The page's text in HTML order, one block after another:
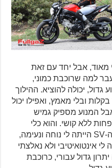
מאוד, אבל יחד עם זאת
למה שרוכבת כמוני,
יכולה להוציא. ההילוך
יותר מ-180 קמ"ש בקלות ובלי מאמץ, ואפילו יכול
המנוע מספיק גמיש
של 70 קמ"ש ופחות ללא קושי. והוא כלי
פשוט, טוב וחזק. ההתנהגות של ה-SV הייתה לי נוחה ונעימה,
אינטואיטיבי ולא נאלצתי
גדול עבורי, כרוכבת